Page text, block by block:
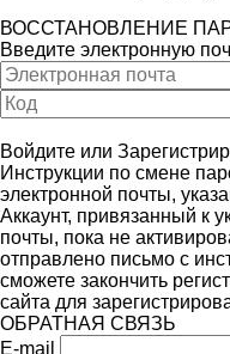
ВОССТАНОВЛЕНИЕ
Введите электронную
Войдите или
Инструкции по смене
электронной почты,
Аккаунт, привязанный к
почты, пока не
отправлено письмо с
сможете закончить
сайта для
ОБРАТНАЯ СВЯЗЬ
E-mail